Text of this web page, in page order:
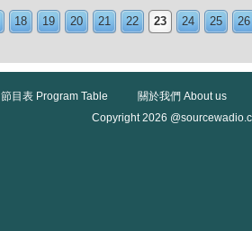
18 19 20 21 22 23 24 25 26
節目表 Program Table
關於我們 About us
Copyright 2026